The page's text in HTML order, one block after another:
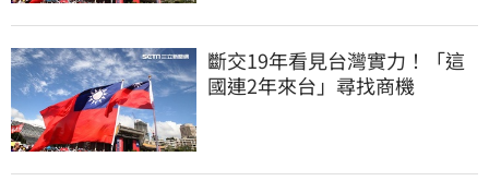
斷交19年看見台灣實力！「這
國連2年來台」尋找商機